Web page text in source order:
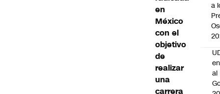
en
México
con el
objetivo
de
realizar
una
carrera
a
al